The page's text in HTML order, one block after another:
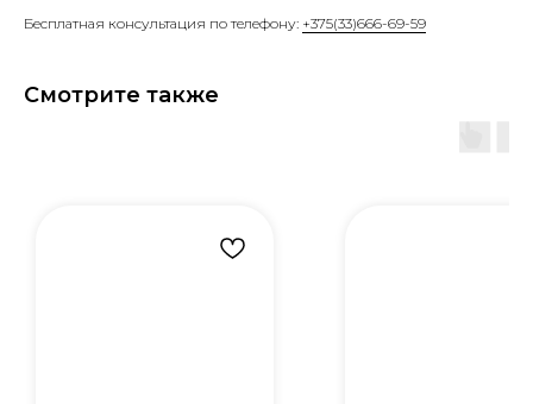
Бесплатная консультация по телефону: +375(33)666-69-59
Смотрите также